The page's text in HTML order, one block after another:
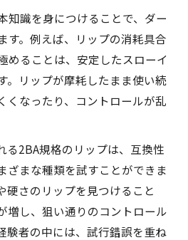
知識を身につけることで、ダー
す。例えば、リップの消耗具合
めることは、安定したスローイ
。リップが摩耗したまま使い続
くなったり、コントロールが乱
る2BA規格のリップは、互換性
ざまな種類を試すことができま
硬さのリップを見つけること
増し、狙い通りのコントロール
験者の中には、試行錯誤を重ね